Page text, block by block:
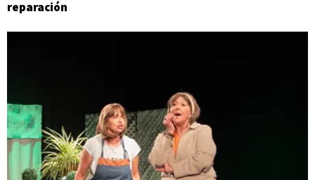
reparación